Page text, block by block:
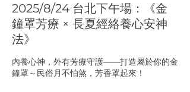
2025/8/24 台北下午場：《金
鐘罩芳療 × 長夏經絡養心安神
法》
內養心神，外有芳療守護——打造屬於你的金
鐘罩～民俗月不怕煞，芳香罩起來！